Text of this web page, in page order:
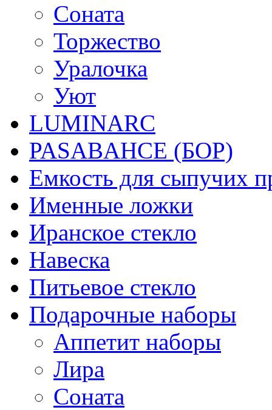
Соната
Торжество
Уралочка
Уют
LUMINARC
PASABAHCE (БОР)
Емкость для сыпучих
Именные ложки
Иранское стекло
Навеска
Питьевое стекло
Подарочные наборы
Аппетит наборы
Лира
Соната